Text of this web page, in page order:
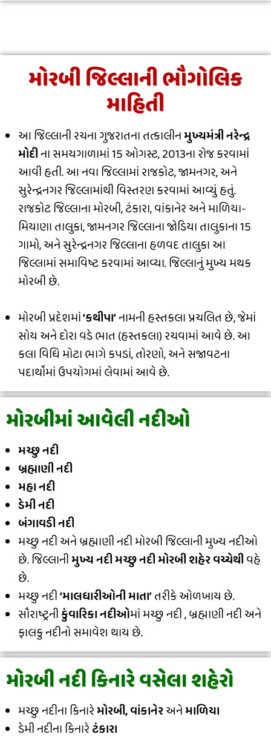
મોરબી જિલ્લાની ભૌગોલિક
માહિતી
આ જિલ્લાની રચના ગુજરાતના તત્કાલીનમુખ્યમંત્રી નરેન્દ્ર
મોદીના સમયગાળામાં 15 ઓગસ્ટ, 2013ના રોજ કરવામાં
આવી હતી. આ નવા જિલ્લામાં રાજકોટ, જામનગર, અને
સુરેન્દ્રનગર જિલ્લામાંથી વિસ્તરણ કરવામાં આવ્યું હતું.
રાજકોટ જિલ્લાના મોરબી, ટંકારા, વાંકાનેર અને માળિયા-
મિયાણા તાલુકા, જામનગર જિલ્લાના જોડિયા તાલુકાના 15
ગામો, અને સુરેન્દ્રનગર જિલ્લાના હળવદ તાલુકા આ
જિલ્લામાં સમાવિષ્ટ કરવામાં આવ્યા. જિલ્લાનું મુખ્ય મથક
મોરબી છે.
મોરબી પ્રદેશમાં‘કથીપા’નામની હસ્તકલા પ્રચલિત છે, જેમાં
સોય અને દોરા વડે ભાત (હસ્તકલા) રચવામાં આવે છે. આ
કલા વિધિ મોટા ભાગે કપડાં, તોરણો, અને સજાવટના
પદાર્થોમાં ઉપયોગમાં લેવામાં આવે છે.
મોરબીમાં આવેલી નદીઓ
મચ્છુ નદી
બ્રહ્માણી નદી
મહા નદી
ડેમી નદી
બંગાવડી નદી
મચ્છુ નદી અને બ્રહ્માણી નદી મોરબી જિલ્લાની મુખ્ય નદીઓ
છે. જિલ્લાનીમુખ્ય નદી મચ્છુ નદી મોરબી શહેર વચ્ચેથીવહે
છે.
મચ્છુ નદી‘માલધારીઓની માતા’તરીકે ઓળખાય છે.
સૌરાષ્ટ્રનીકુંવારિકા નદીઓમાં મચ્છુ નદી , બ્રહ્માણી નદી અને
ફાલકુ નદીનો સમાવેશ થાય છે.
મોરબી નદી કિનારે વસેલા શહેરો
મચ્છુ નદીના કિનારેમોરબી, વાંકાનેરઅનેમાળિયા
ડેમી નદીના કિનારેટંકારા